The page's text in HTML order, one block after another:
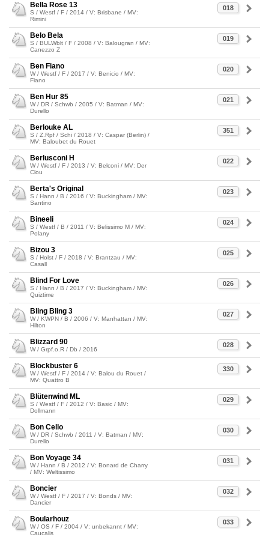
018
Bella Rose 13
S / Westf / F / 2014 / V: Brisbane / MV:
Rimini
019
Belo Bela
S / BULWblt / F / 2008 / V: Balougran / MV:
Canezzo Z
020
Ben Fiano
W / Westf / F / 2017 / V: Benicio / MV:
Fiano
021
Ben Hur 85
W / DR / Schwb / 2005 / V: Batman / MV:
Durello
351
Berlouke AL
S / Z.Rpf / Schi / 2018 / V: Caspar (Berlin) /
MV: Baloubet du Rouet
022
Berlusconi H
W / Westf / F / 2013 / V: Belconi / MV: Der
Clou
023
Berta's Original
S / Hann / B / 2016 / V: Buckingham / MV:
Santino
024
Bineeli
S / Westf / B / 2011 / V: Belissimo M / MV:
Polany
025
Bizou 3
S / Holst / F / 2018 / V: Brantzau / MV:
Casall
026
Blind For Love
S / Hann / B / 2017 / V: Buckingham / MV:
Quiztime
027
Bling Bling 3
W / KWPN / B / 2006 / V: Manhattan / MV:
Hilton
028
Blizzard 90
W / Grpf.o.R / Db / 2016
330
Blockbuster 6
W / Westf / F / 2014 / V: Balou du Rouet /
MV: Quattro B
029
Blütenwind ML
S / Westf / F / 2012 / V: Basic / MV:
Dollmann
030
Bon Cello
W / DR / Schwb / 2011 / V: Batman / MV:
Durello
031
Bon Voyage 34
W / Hann / B / 2012 / V: Bonard de Charry
/ MV: Weltissimo
032
Boncier
W / Westf / F / 2017 / V: Bonds / MV:
Dancier
033
Boularhouz
W / OS / F / 2004 / V: unbekannt / MV:
Caucalis